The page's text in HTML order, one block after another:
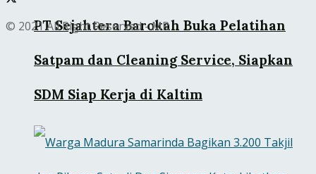
PT Sejahtera Barokah Buka Pelatihan
Satpam dan Cleaning Service, Siapkan
SDM Siap Kerja di Kaltim
© 2021 All Right Reserved - MR